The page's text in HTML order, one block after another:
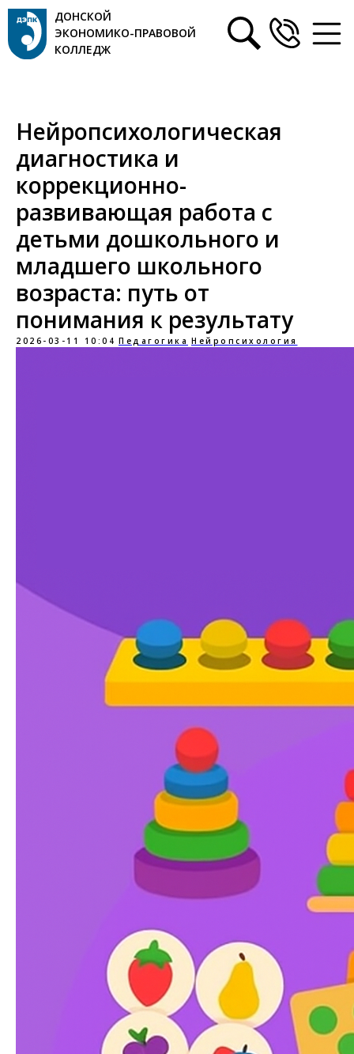
ДОНСКОЙ
ЭКОНОМИКО-ПРАВОВОЙ
КОЛЛЕДЖ
Нейропсихологическая
диагностика и
коррекционно-
развивающая работа с
детьми дошкольного и
младшего школьного
возраста: путь от
понимания к результату
2026-03-11 10:04 Педагогика Нейропсихология